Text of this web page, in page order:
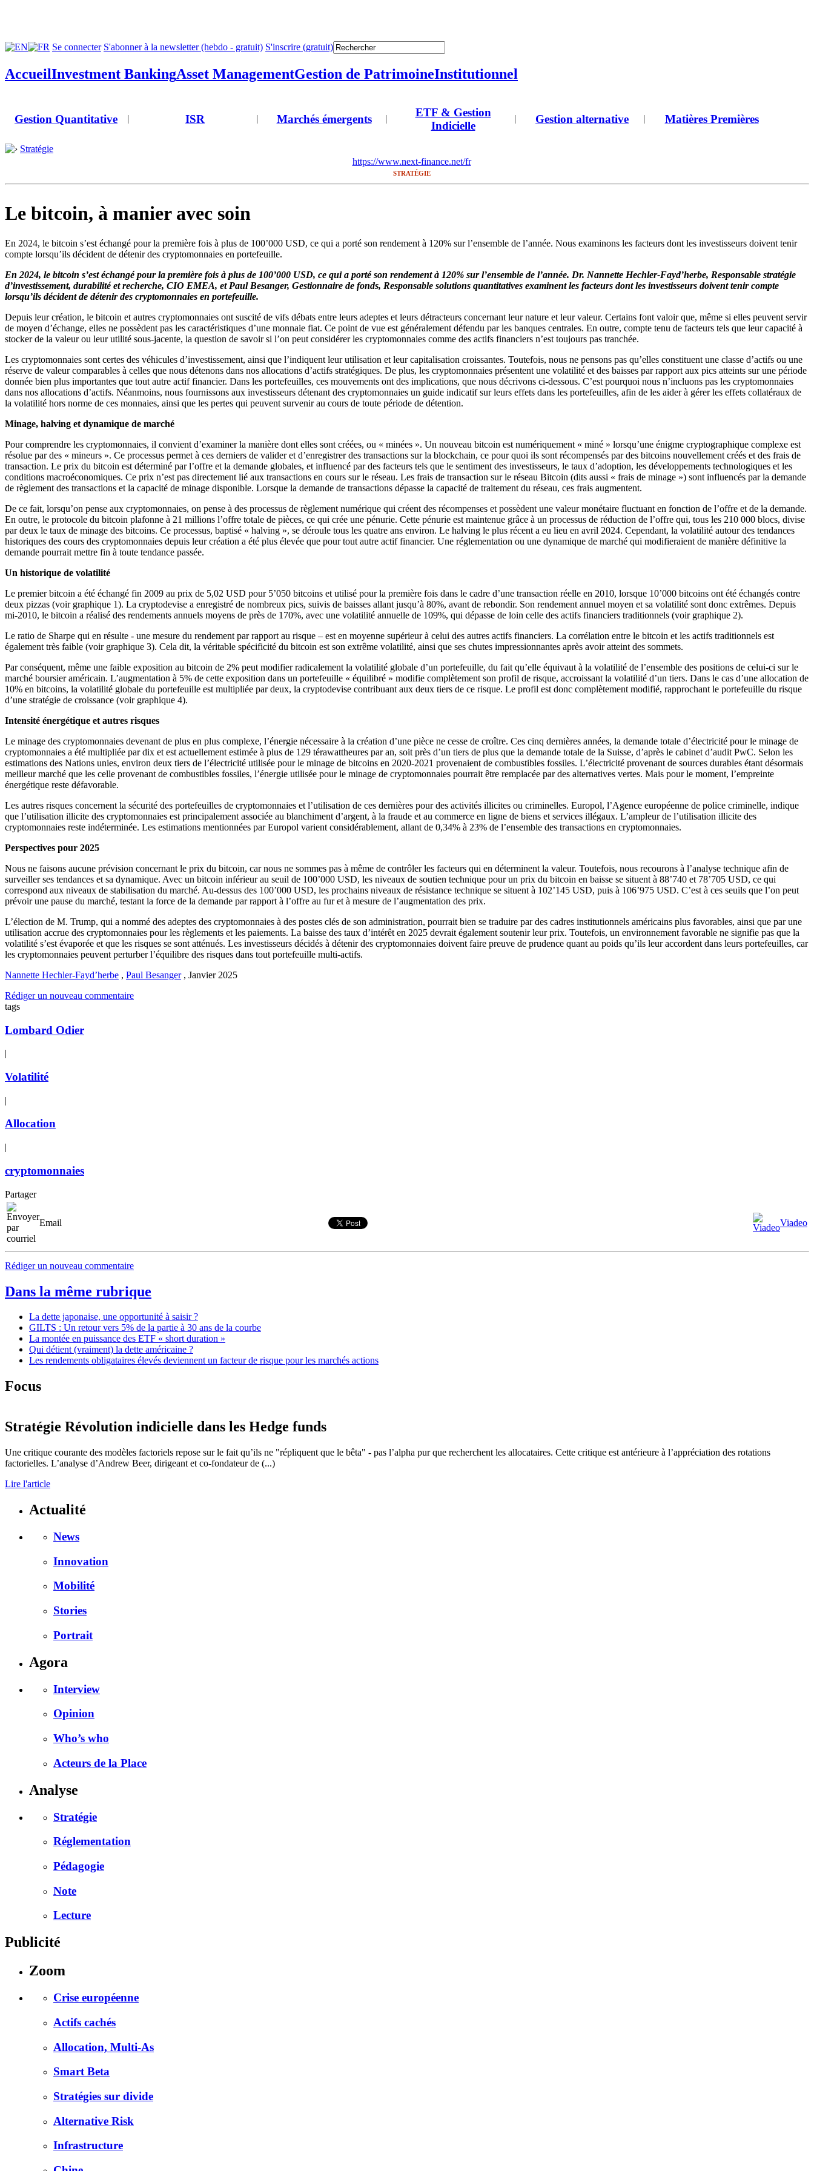
Se connecter S'abonner à la newsletter (hebdo - gratuit) S'inscrire (gratuit)
AccueilInvestment BankingAsset ManagementGestion de PatrimoineInstitutionnel
Gestion Quantitative | ISR | Marchés émergents |
ETF & Gestion
Indicielle
| Gestion alternative | Matières Premières
Stratégie
https://www.next-finance.net/fr
STRATÉGIE
Le bitcoin, à manier avec soin
En 2024, le bitcoin s’est échangé pour la première fois à plus de 100’000 USD, ce qui a porté son rendement à 120% sur l’ensemble de l’année. Nous examinons les facteurs dont les investisseurs doivent tenir
compte lorsqu’ils décident de détenir des cryptomonnaies en portefeuille.
En 2024, le bitcoin s’est échangé pour la première fois à plus de 100’000 USD, ce qui a porté son rendement à 120% sur l’ensemble de l’année. Dr. Nannette Hechler-Fayd’herbe, Responsable stratégie
d’investissement, durabilité et recherche, CIO EMEA, et Paul Besanger, Gestionnaire de fonds, Responsable solutions quantitatives examinent les facteurs dont les investisseurs doivent tenir compte
lorsqu’ils décident de détenir des cryptomonnaies en portefeuille.
Depuis leur création, le bitcoin et autres cryptomonnaies ont suscité de vifs débats entre leurs adeptes et leurs détracteurs concernant leur nature et leur valeur. Certains font valoir que, même si elles peuvent servir
de moyen d’échange, elles ne possèdent pas les caractéristiques d’une monnaie fiat. Ce point de vue est généralement défendu par les banques centrales. En outre, compte tenu de facteurs tels que leur capacité à
stocker de la valeur ou leur utilité sous-jacente, la question de savoir si l’on peut considérer les cryptomonnaies comme des actifs financiers n’est toujours pas tranchée.
Les cryptomonnaies sont certes des véhicules d’investissement, ainsi que l’indiquent leur utilisation et leur capitalisation croissantes. Toutefois, nous ne pensons pas qu’elles constituent une classe d’actifs ou une
réserve de valeur comparables à celles que nous détenons dans nos allocations d’actifs stratégiques. De plus, les cryptomonnaies présentent une volatilité et des baisses par rapport aux pics atteints sur une période
donnée bien plus importantes que tout autre actif financier. Dans les portefeuilles, ces mouvements ont des implications, que nous décrivons ci-dessous. C’est pourquoi nous n’incluons pas les cryptomonnaies
dans nos allocations d’actifs. Néanmoins, nous fournissons aux investisseurs détenant des cryptomonnaies un guide indicatif sur leurs effets dans les portefeuilles, afin de les aider à gérer les effets collatéraux de
la volatilité hors norme de ces monnaies, ainsi que les pertes qui peuvent survenir au cours de toute période de détention.
Minage, halving et dynamique de marché
Pour comprendre les cryptomonnaies, il convient d’examiner la manière dont elles sont créées, ou « minées ». Un nouveau bitcoin est numériquement « miné » lorsqu’une énigme cryptographique complexe est
résolue par des « mineurs ». Ce processus permet à ces derniers de valider et d’enregistrer des transactions sur la blockchain, ce pour quoi ils sont récompensés par des bitcoins nouvellement créés et des frais de
transaction. Le prix du bitcoin est déterminé par l’offre et la demande globales, et influencé par des facteurs tels que le sentiment des investisseurs, le taux d’adoption, les développements technologiques et les
conditions macroéconomiques. Ce prix n’est pas directement lié aux transactions en cours sur le réseau. Les frais de transaction sur le réseau Bitcoin (dits aussi « frais de minage ») sont influencés par la demande
de règlement des transactions et la capacité de minage disponible. Lorsque la demande de transactions dépasse la capacité de traitement du réseau, ces frais augmentent.
De ce fait, lorsqu’on pense aux cryptomonnaies, on pense à des processus de règlement numérique qui créent des récompenses et possèdent une valeur monétaire fluctuant en fonction de l’offre et de la demande.
En outre, le protocole du bitcoin plafonne à 21 millions l’offre totale de pièces, ce qui crée une pénurie. Cette pénurie est maintenue grâce à un processus de réduction de l’offre qui, tous les 210 000 blocs, divise
par deux le taux de minage des bitcoins. Ce processus, baptisé « halving », se déroule tous les quatre ans environ. Le halving le plus récent a eu lieu en avril 2024. Cependant, la volatilité autour des tendances
historiques des cours des cryptomonnaies depuis leur création a été plus élevée que pour tout autre actif financier. Une réglementation ou une dynamique de marché qui modifieraient de manière définitive la
demande pourrait mettre fin à toute tendance passée.
Un historique de volatilité
Le premier bitcoin a été échangé fin 2009 au prix de 5,02 USD pour 5’050 bitcoins et utilisé pour la première fois dans le cadre d’une transaction réelle en 2010, lorsque 10’000 bitcoins ont été échangés contre
deux pizzas (voir graphique 1). La cryptodevise a enregistré de nombreux pics, suivis de baisses allant jusqu’à 80%, avant de rebondir. Son rendement annuel moyen et sa volatilité sont donc extrêmes. Depuis
mi-2010, le bitcoin a réalisé des rendements annuels moyens de près de 170%, avec une volatilité annuelle de 109%, qui dépasse de loin celle des actifs financiers traditionnels (voir graphique 2).
Le ratio de Sharpe qui en résulte - une mesure du rendement par rapport au risque – est en moyenne supérieur à celui des autres actifs financiers. La corrélation entre le bitcoin et les actifs traditionnels est
également très faible (voir graphique 3). Cela dit, la véritable spécificité du bitcoin est son extrême volatilité, ainsi que ses chutes impressionnantes après avoir atteint des sommets.
Par conséquent, même une faible exposition au bitcoin de 2% peut modifier radicalement la volatilité globale d’un portefeuille, du fait qu’elle équivaut à la volatilité de l’ensemble des positions de celui-ci sur le
marché boursier américain. L’augmentation à 5% de cette exposition dans un portefeuille « équilibré » modifie complètement son profil de risque, accroissant la volatilité d’un tiers. Dans le cas d’une allocation de
10% en bitcoins, la volatilité globale du portefeuille est multipliée par deux, la cryptodevise contribuant aux deux tiers de ce risque. Le profil est donc complètement modifié, rapprochant le portefeuille du risque
d’une stratégie de croissance (voir graphique 4).
Intensité énergétique et autres risques
Le minage des cryptomonnaies devenant de plus en plus complexe, l’énergie nécessaire à la création d’une pièce ne cesse de croître. Ces cinq dernières années, la demande totale d’électricité pour le minage de
cryptomonnaies a été multipliée par dix et est actuellement estimée à plus de 129 térawattheures par an, soit près d’un tiers de plus que la demande totale de la Suisse, d’après le cabinet d’audit PwC. Selon les
estimations des Nations unies, environ deux tiers de l’électricité utilisée pour le minage de bitcoins en 2020-2021 provenaient de combustibles fossiles. L’électricité provenant de sources durables étant désormais
meilleur marché que les celle provenant de combustibles fossiles, l’énergie utilisée pour le minage de cryptomonnaies pourrait être remplacée par des alternatives vertes. Mais pour le moment, l’empreinte
énergétique reste défavorable.
Les autres risques concernent la sécurité des portefeuilles de cryptomonnaies et l’utilisation de ces dernières pour des activités illicites ou criminelles. Europol, l’Agence européenne de police criminelle, indique
que l’utilisation illicite des cryptomonnaies est principalement associée au blanchiment d’argent, à la fraude et au commerce en ligne de biens et services illégaux. L’ampleur de l’utilisation illicite des
cryptomonnaies reste indéterminée. Les estimations mentionnées par Europol varient considérablement, allant de 0,34% à 23% de l’ensemble des transactions en cryptomonnaies.
Perspectives pour 2025
Nous ne faisons aucune prévision concernant le prix du bitcoin, car nous ne sommes pas à même de contrôler les facteurs qui en déterminent la valeur. Toutefois, nous recourons à l’analyse technique afin de
surveiller ses tendances et sa dynamique. Avec un bitcoin inférieur au seuil de 100’000 USD, les niveaux de soutien technique pour un prix du bitcoin en baisse se situent à 88’740 et 78’705 USD, ce qui
correspond aux niveaux de stabilisation du marché. Au-dessus des 100’000 USD, les prochains niveaux de résistance technique se situent à 102’145 USD, puis à 106’975 USD. C’est à ces seuils que l’on peut
prévoir une pause du marché, testant la force de la demande par rapport à l’offre au fur et à mesure de l’augmentation des prix.
L’élection de M. Trump, qui a nommé des adeptes des cryptomonnaies à des postes clés de son administration, pourrait bien se traduire par des cadres institutionnels américains plus favorables, ainsi que par une
utilisation accrue des cryptomonnaies pour les règlements et les paiements. La baisse des taux d’intérêt en 2025 devrait également soutenir leur prix. Toutefois, un environnement favorable ne signifie pas que la
volatilité s’est évaporée et que les risques se sont atténués. Les investisseurs décidés à détenir des cryptomonnaies doivent faire preuve de prudence quant au poids qu’ils leur accordent dans leurs portefeuilles, car
les cryptomonnaies peuvent perturber l’équilibre des risques dans tout portefeuille multi-actifs.
Nannette Hechler-Fayd’herbe , Paul Besanger , Janvier 2025
Rédiger un nouveau commentaire
tags
Lombard Odier
|
Volatilité
|
Allocation
|
cryptomonnaies
Partager
Email Viadeo
Rédiger un nouveau commentaire
Dans la même rubrique
La dette japonaise, une opportunité à saisir ?
GILTS : Un retour vers 5% de la partie à 30 ans de la courbe
La montée en puissance des ETF « short duration »
Qui détient (vraiment) la dette américaine ?
Les rendements obligataires élevés deviennent un facteur de risque pour les marchés actions
Focus
Stratégie Révolution indicielle dans les Hedge funds
Une critique courante des modèles factoriels repose sur le fait qu’ils ne "répliquent que le bêta" - pas l’alpha pur que recherchent les allocataires. Cette critique est antérieure à l’appréciation des rotations
factorielles. L’analyse d’Andrew Beer, dirigeant et co-fondateur de (...)
Lire l'article
Actualité
News
Innovation
Mobilité
Stories
Portrait
Agora
Interview
Opinion
Who’s who
Acteurs de la Place
Analyse
Stratégie
Réglementation
Pédagogie
Note
Lecture
Publicité
Zoom
Crise européenne
Actifs cachés
Allocation, Multi-As
Smart Beta
Stratégies sur divide
Alternative Risk
Infrastructure